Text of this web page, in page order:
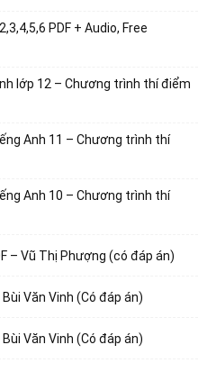
PDF + Audio, Free
lớp 12 – Chương trình thí điểm
Anh 11 – Chương trình thí
Anh 10 – Chương trình thí
– Vũ Thị Phượng (có đáp án)
Văn Vinh (Có đáp án)
Văn Vinh (Có đáp án)